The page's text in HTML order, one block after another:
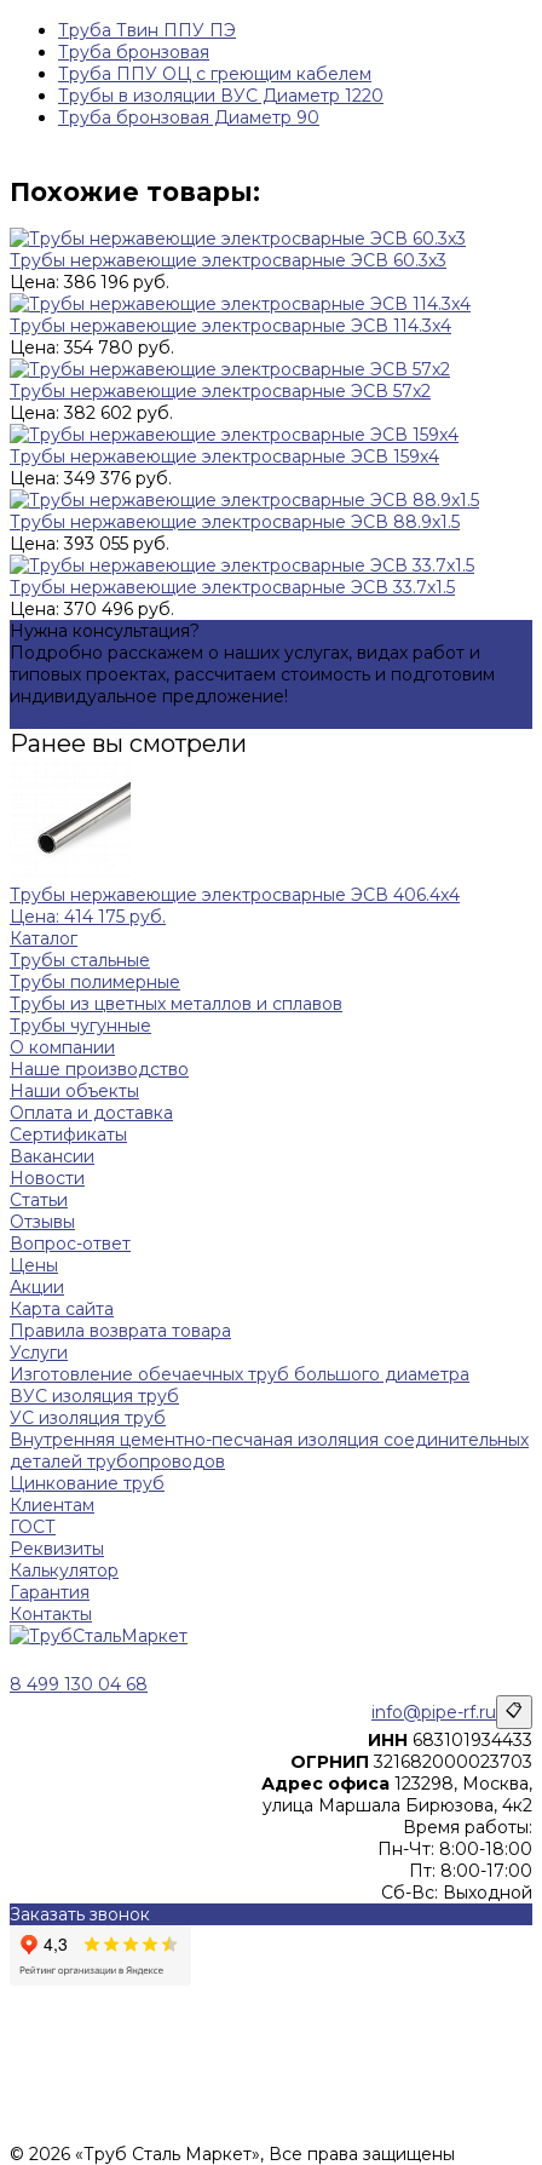
Труба Твин ППУ ПЭ
Труба бронзовая
Труба ППУ ОЦ с греющим кабелем
Трубы в изоляции ВУС Диаметр 1220
Труба бронзовая Диаметр 90
Похожие товары:
Трубы нержавеющие электросварные ЭСВ 60.3x3
Цена: 386 196 руб.
Трубы нержавеющие электросварные ЭСВ 114.3x4
Цена: 354 780 руб.
Трубы нержавеющие электросварные ЭСВ 57x2
Цена: 382 602 руб.
Трубы нержавеющие электросварные ЭСВ 159x4
Цена: 349 376 руб.
Трубы нержавеющие электросварные ЭСВ 88.9x1.5
Цена: 393 055 руб.
Трубы нержавеющие электросварные ЭСВ 33.7x1.5
Цена: 370 496 руб.
Нужна консультация?
Подробно расскажем о наших услугах, видах работ и
типовых проектах, рассчитаем стоимость и подготовим
индивидуальное предложение!
Ранее вы смотрели
Трубы нержавеющие электросварные ЭСВ 406.4x4
Цена: 414 175 руб.
Каталог
Трубы стальные
Трубы полимерные
Трубы из цветных металлов и сплавов
Трубы чугунные
О компании
Наше производство
Наши объекты
Оплата и доставка
Сертификаты
Вакансии
Новости
Статьи
Отзывы
Вопрос-ответ
Цены
Акции
Карта сайта
Правила возврата товара
Услуги
Изготовление обечаечных труб большого диаметра
ВУС изоляция труб
УС изоляция труб
Внутренняя цементно-песчаная изоляция соединительных
деталей трубопроводов
Цинкование труб
Клиентам
ГОСТ
Реквизиты
Калькулятор
Гарантия
Контакты
8 499 130 04 68
info@pipe-rf.ru 📋
ИНН 683101934433
ОГРНИП 321682000023703
Адрес офиса 123298, Москва,
улица Маршала Бирюзова, 4к2
Время работы:
Пн-Чт: 8:00-18:00
Пт: 8:00-17:00
Сб-Вс: Выходной
Заказать звонок
© 2026 «Труб Сталь Маркет», Все права защищены